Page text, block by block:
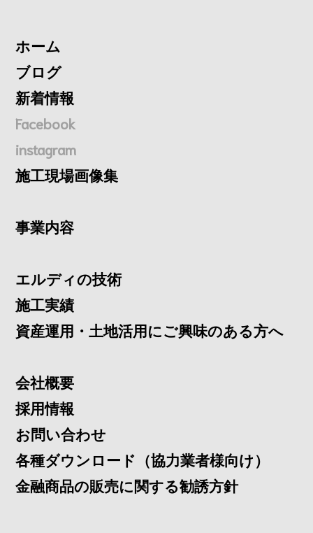
ホーム
ブログ
新着情報
Facebook
instagram
施工現場画像集
事業内容
エルディの技術
施工実績
資産運用・土地活用にご興味のある方へ
会社概要
採用情報
お問い合わせ
各種ダウンロード（協力業者様向け）
金融商品の販売に関する勧誘方針